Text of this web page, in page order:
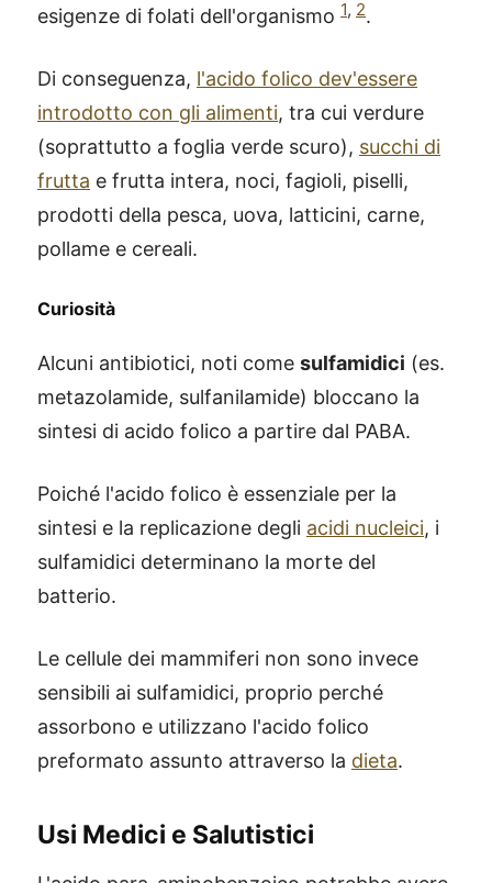
esigenze di folati dell'organismo 1, 2.
Di conseguenza, l'acido folico dev'essere
introdotto con gli alimenti, tra cui verdure
(soprattutto a foglia verde scuro), succhi di
frutta e frutta intera, noci, fagioli, piselli,
prodotti della pesca, uova, latticini, carne,
pollame e cereali.
Curiosità
Alcuni antibiotici, noti come sulfamidici (es.
metazolamide, sulfanilamide) bloccano la
sintesi di acido folico a partire dal PABA.
Poiché l'acido folico è essenziale per la
sintesi e la replicazione degli acidi nucleici, i
sulfamidici determinano la morte del
batterio.
Le cellule dei mammiferi non sono invece
sensibili ai sulfamidici, proprio perché
assorbono e utilizzano l'acido folico
preformato assunto attraverso la dieta.
Usi Medici e Salutistici